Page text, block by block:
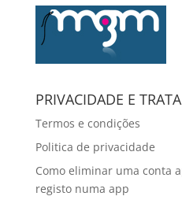
PRIVACIDADE E
Termos e condições
Politica de privacidade
Como eliminar uma conta
registo numa app